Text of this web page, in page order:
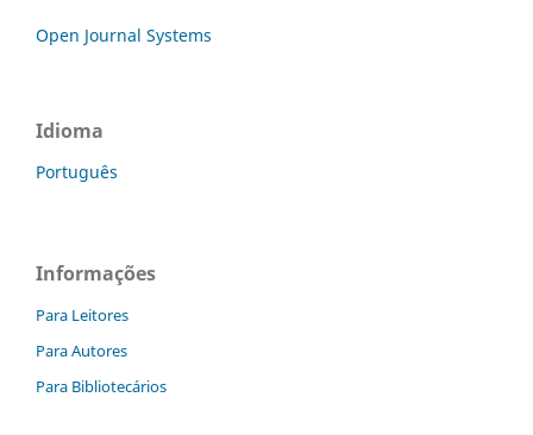
Open Journal Systems
Idioma
Português
Informações
Para Leitores
Para Autores
Para Bibliotecários